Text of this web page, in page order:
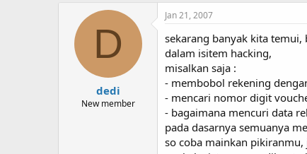
a
d
t
e
D
dedi
New member
Jan 21, 2007
sekarang banyak kita
dalam isitem hacking,
misalkan saja :
- membobol rekening
- mencari nomor digit
- bagaimana mencuri data
pada dasarnya semuanya
so coba mainkan